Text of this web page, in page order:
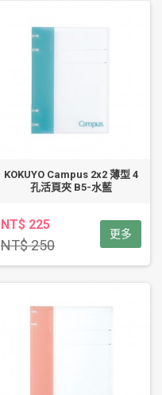
KOKUYO Campus 2x2 薄型 4
孔活頁夾 B5-水藍
NT$ 225
NT$ 250
更多